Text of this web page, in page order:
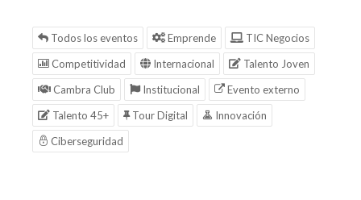
Todos los eventos Emprende
TIC Negocios
Competitividad
Internacional
Talento Joven
Cambra Club
Institucional
Evento externo
Talento 45+
Tour Digital
Innovación
Ciberseguridad